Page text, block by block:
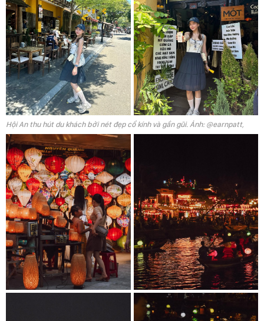
Hội An thu hút du khách bởi nét đẹp cổ kính và gần gũi. Ảnh: @earnpatt,